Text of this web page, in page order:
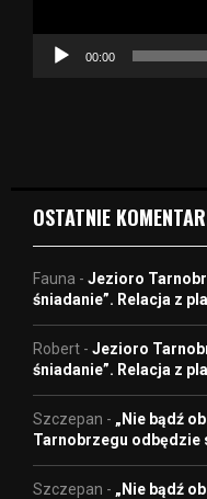
c
00:00
OSTATNIE
Fauna - Jezioro
śniadanie”. Relacja z
Robert - Jezioro
śniadanie”. Relacja z
Szczepan - „Nie bądź
Tarnobrzegu odbędzie
Szczepan - „Nie bądź